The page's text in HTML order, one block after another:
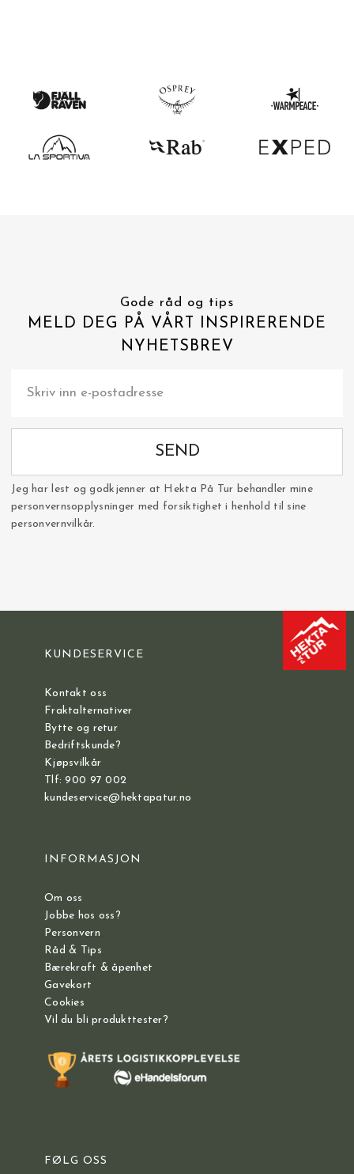
Gode råd og tips
MELD DEG PÅ VÅRT INSPIRERENDE
NYHETSBREV
SEND
Jeg har lest og godkjenner at Hekta På Tur behandler mine
personvernsopplysninger med forsiktighet i henhold til sine
personvernvilkår.
KUNDESERVICE
Kontakt oss
Fraktalternativer
Bytte og retur
Bedriftskunde?
Kjøpsvilkår
Tlf: 900 97 002
kundeservice@hektapatur.no
INFORMASJON
Om oss
Jobbe hos oss?
Personvern
Råd & Tips
Bærekraft & åpenhet
Gavekort
Cookies
Vil du bli produkttester?
FØLG OSS